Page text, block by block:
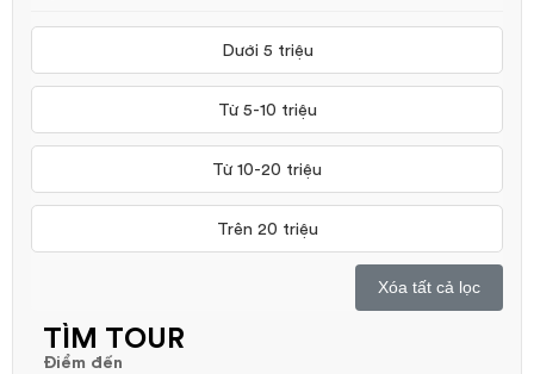
5 ngày 4 đêm
7 ngày 6 đêm
Dưới 5 triệu
Từ 5-10 triệu
Từ 10-20 triệu
Trên 20 triệu
Xóa tất cả lọc
TÌM TOUR
Điểm đến